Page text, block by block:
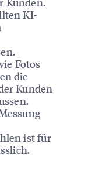
KI-
Fotos
die
Kunden
ist für